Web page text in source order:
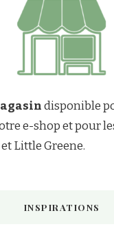
disponible
e-shop et pour
Little Greene.
INSPIRATIONS